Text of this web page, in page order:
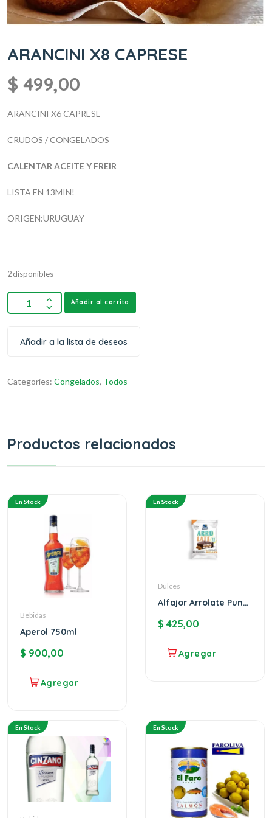
ARANCINI X8 CAPRESE
$ 499,00
ARANCINI X6CAPRESE
CRUDOS / CONGELADOS
CALENTAR ACEITE Y FREIR
LISTA EN 13MIN!
ORIGEN:URUGUAY
2 disponibles
Añadir al carrito
Añadir a la lista de deseos
Categories: Congelados, Todos
Productos relacionados
En Stock
Bebidas
Aperol 750ml
$ 900,00
En Stock
Dulces
Alfajor Arrolate Punta
$ 425,00
En Stock En Stock